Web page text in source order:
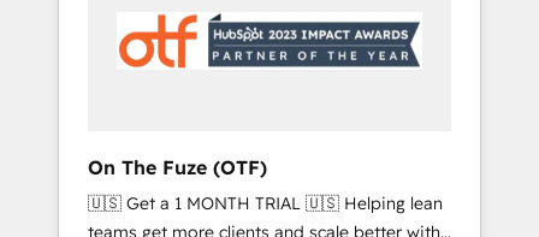
Hubs to your buyer journey for clean data,
scalability, & reporting. 🎯Demand Gen &
UX, messaging, & conversion strategy that
drive results. 🤖AI Strategy: Activate Breeze
On The Fuze (OTF)
🇺🇸 Get a 1 MONTH TRIAL 🇺🇸 Helping lean
teams get more clients and scale better with